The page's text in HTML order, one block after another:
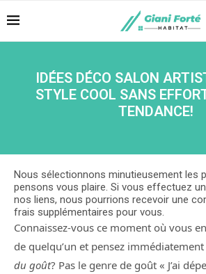
IDÉES DÉCO SALON
STYLE COOL SANS
TENDANCE!
Nous sélectionnons minutieusement les
pensons vous plaire. Si vous effectuez un
nos liens, nous pourrions recevoir une
frais supplémentaires pour vous.
Connaissez-vous ce moment où vous
de quelqu’un et pensez immédiatement
du goût? Pas le genre de goût « J’ai